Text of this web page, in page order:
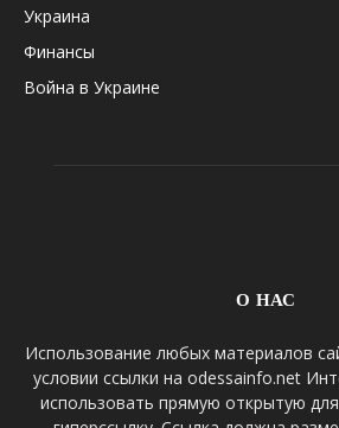
Украина
Финансы
Война в Украине
О НАС
Использование любых материалов
условии ссылки на odessainfo.net
использовать прямую открытую